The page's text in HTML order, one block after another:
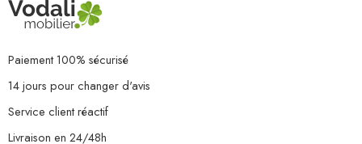
Paiement 100% sécurisé
14 jours pour changer d'avis
Service client réactif
Livraison en 24/48h